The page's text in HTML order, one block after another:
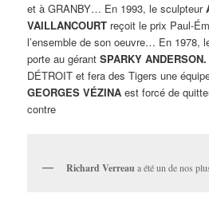
et à GRANBY… En 1993, le sculpteur
VAILLANCOURT reçoit le prix Paul-
l’ensemble de son oeuvre… En 1978,
porte au gérantSPARKY ANDERSON.
DÉTROIT et fera des Tigers une
GEORGES VÉZINA est forcé de
contre
Richard Verreaua été un de nos